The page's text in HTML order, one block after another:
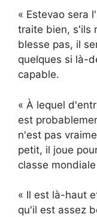
« Estevao sera
traite bien, s'ils
blesse pas, il
quelques si là-
capable.
« À lequel
est
n'est pas
petit, il joue
classe
« Il est là-haut
qu'il est assez